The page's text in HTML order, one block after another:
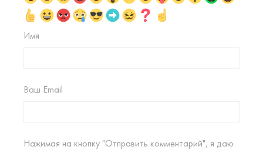
Имя
Ваш Email
Нажимая на кнопку "Отправить комментарий", я даю